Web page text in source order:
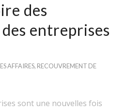
des
entreprises
AFFAIRES, RECOUVREMENT DE
sont une nouvelles fois